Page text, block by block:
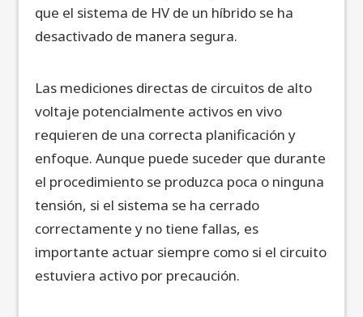
que el sistema de HV de un híbrido se ha
desactivado de manera segura.
Las mediciones directas de circuitos de alto
voltaje potencialmente activos en vivo
requieren de una correcta planificación y
enfoque. Aunque puede suceder que durante
el procedimiento se produzca poca o ninguna
tensión, si el sistema se ha cerrado
correctamente y no tiene fallas, es
importante actuar siempre como si el circuito
estuviera activo por precaución.